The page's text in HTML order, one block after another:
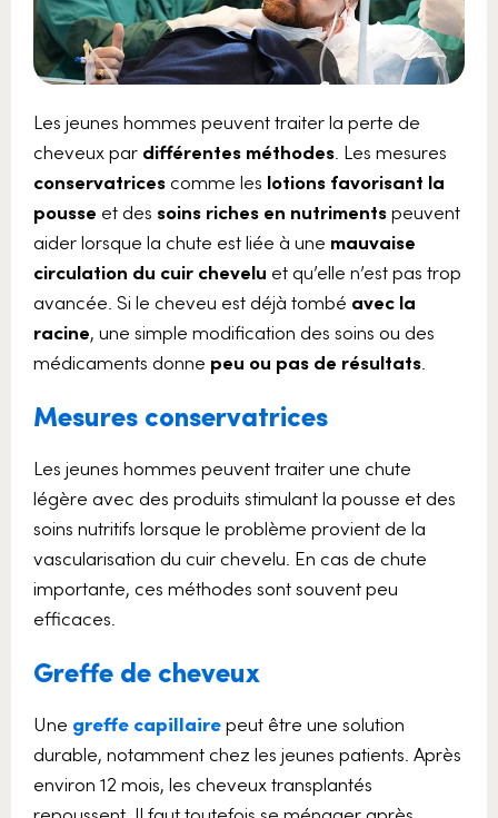
Les jeunes hommes peuvent traiter la perte de
cheveux par différentes méthodes . Les mesures
conservatricescomme les lotions favorisant la
pousse et des soins riches en nutrimentspeuvent
aider lorsque la chute est liée à une mauvaise
circulation du cuir chevelu et qu’elle n’est pas trop
avancée. Si le cheveu est déjà tombé avec la
racine, une simple modification des soins ou des
médicaments donne peu ou pas de résultats
Mesures conservatrices
Les jeunes hommes peuvent traiter une chute
légère avec des produits stimulant la pousse et des
soins nutritifs lorsque le problème provient de la
vascularisation du cuir chevelu. En cas de chute
importante, ces méthodes sont souvent peu
efficaces.
Greffe de cheveux
Une greffe capillairepeut être une solution
durable, notamment chez les jeunes patients. Après
environ 12 mois, les cheveux transplantés